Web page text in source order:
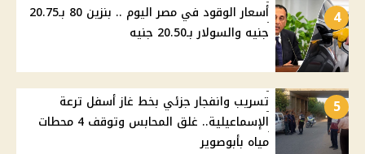
4
أسعار الوقود في مصر اليوم .. بنزين 80 بـ20.75
جنيه والسولار بـ20.50 جنيه
5
تسريب وانفجار جزئي بخط غاز أسفل ترعة
الإسماعيلية.. غلق المحابس وتوقف 4 محطات
مياه بأبوصوير